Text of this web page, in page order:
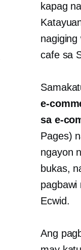
kapag
cafe sa
e-
sa e-
Pages)
ngayon
bukas,
pagbawi
Ecwid.
Ang